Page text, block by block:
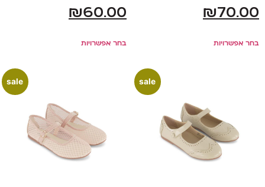
₪ 70.00
בחר אפשרויות
₪60.00
בחר אפשרויות
sale
sale